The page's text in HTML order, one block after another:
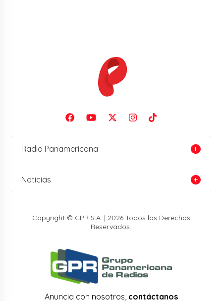
Radio Panamericana
Noticias
Copyright © GPR S.A. | 2026 Todos los Derechos
Reservados.
Anuncia con nosotros, contáctanos